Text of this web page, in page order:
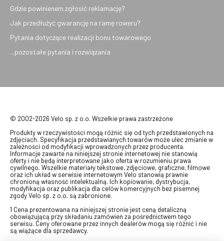
Gdzie powinienem zgłosić reklamację?
Jak przedłużyć gwarancję na ramę roweru?
Pytania dotyczące realizacji bonu towarowego
...pozostałe pytania i rozwiązania
© 2002-2026 Velo sp. z o.o. Wszelkie prawa zastrzeżone
Produkty w rzeczywistości mogą różnić się od tych przedstawionych na
zdjęciach. Specyfikacja przedstawianych towarów może ulec zmianie w
zależności od modyfikacji wprowadzonych przez producenta.
Informacje zawarte na niniejszej stronie internetowej nie stanowią
oferty i nie będą interpretowane jako oferta w rozumieniu prawa
cywilnego. Wszelkie materiały tekstowe, zdjęciowe, graficzne, filmowe
oraz ich układ w serwisie internetowym Velo stanowią prawnie
chronioną własność intelektualną. Ich kopiowanie, dystrybucja,
modyfikacja oraz publikacja dla celów komercyjnych bez pisemnej
zgody Velo sp. z o.o. są zabronione.
1 Cena prezentowana na niniejszej stronie jest ceną detaliczną
obowiązującą przy składaniu zamówień za pośrednictwem tego
serwisu. Ceny oferowane przez innych dealerów mogą się różnić i nie
są wiążące dla sprzedawcy.